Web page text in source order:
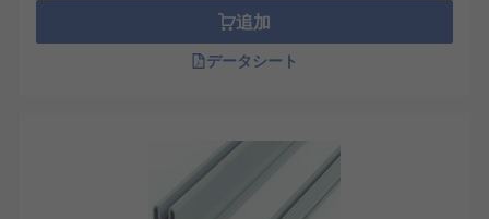
追加
データシート